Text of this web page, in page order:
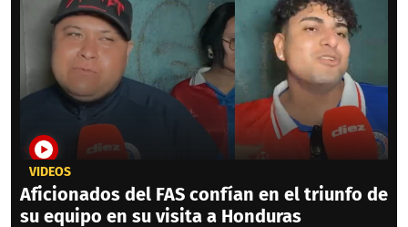
VIDEOS
Aficionados del FAS confían en el triunfo de
su equipo en su visita a Honduras